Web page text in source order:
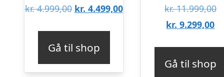
kr.4.999,00 Den
kr. 4.999,00.
kr. 4.499,00Den
kr. 4.499,00.
Gå til shop
kr.11.999,00
kr. 9.299,00
Gå til shop